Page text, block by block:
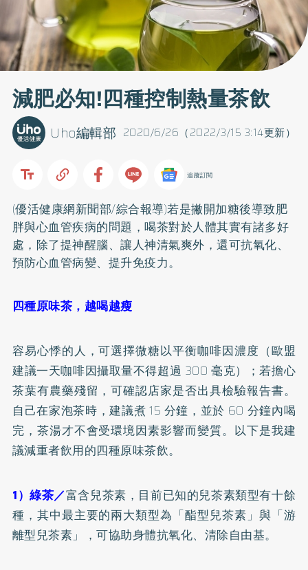
減肥必知!四種控制熱量茶飲
2020/6/26（2022/3/15 3:14更新）
Uho編輯部
追蹤訂閱
(優活健康網新聞部/綜合報導)若是撇開加糖後導致肥
胖與心血管疾病的問題，喝茶對於人體其實有諸多好
處，除了提神醒腦、讓人神清氣爽外，還可抗氧化、
預防心血管病變、提升免疫力。
四種原味茶，越喝越瘦
容易心悸的人，可選擇微糖以平衡咖啡因濃度（歐盟
建議一天咖啡因攝取量不得超過 300 毫克）；若擔心
茶葉有農藥殘留，可確認店家是否出具檢驗報告書。
自己在家泡茶時，建議煮 15 分鐘，並於 60 分鐘內喝
完，茶湯才不會受環境因素影響而變質。以下是我建
議減重者飲用的四種原味茶飲。
1）綠茶／富含兒茶素 ，目前已知的兒茶素類型有十餘
種，其中最主要的兩大類型為「酯型兒茶素」與「游
離型兒茶素」，可協助身體抗氧化、清除自由基。